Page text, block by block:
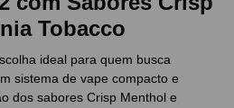
Tobacco
ideal para quem busca
sistema de vape compacto e
dos sabores Crisp Menthol e